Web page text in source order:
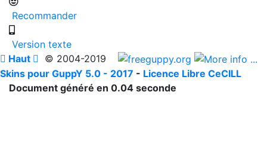
Recommander
Version texte
 Haut  © 2004-2019
Skins pour GuppY 5.0 - 2017 - Licence Libre CeCILL
Document généré en 0.04 seconde